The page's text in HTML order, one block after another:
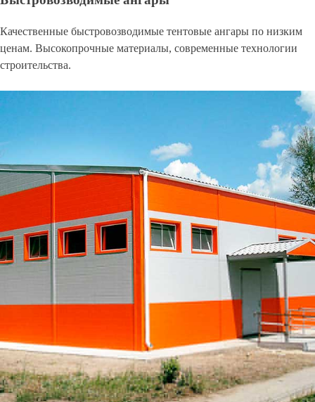
Качественные быстровозводимые тентовые ангары по низким
ценам. Высокопрочные материалы, современные технологии
строительства.